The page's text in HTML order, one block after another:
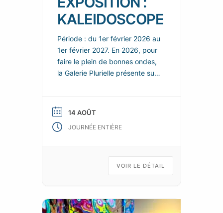
KALEIDOSCOPE
Période : du 1er février 2026 au
1er février 2027. En 2026, pour
faire le plein de bonnes ondes,
la Galerie Plurielle présente sur
enjouées et colorées, dans
lesquelles les nouvelles œuvres
de ses talentueux artistes
animés d’un kaléidoscope d’art
14 AOÛT
JOURNÉE ENTIÈRE
VOIR LE DÉTAIL